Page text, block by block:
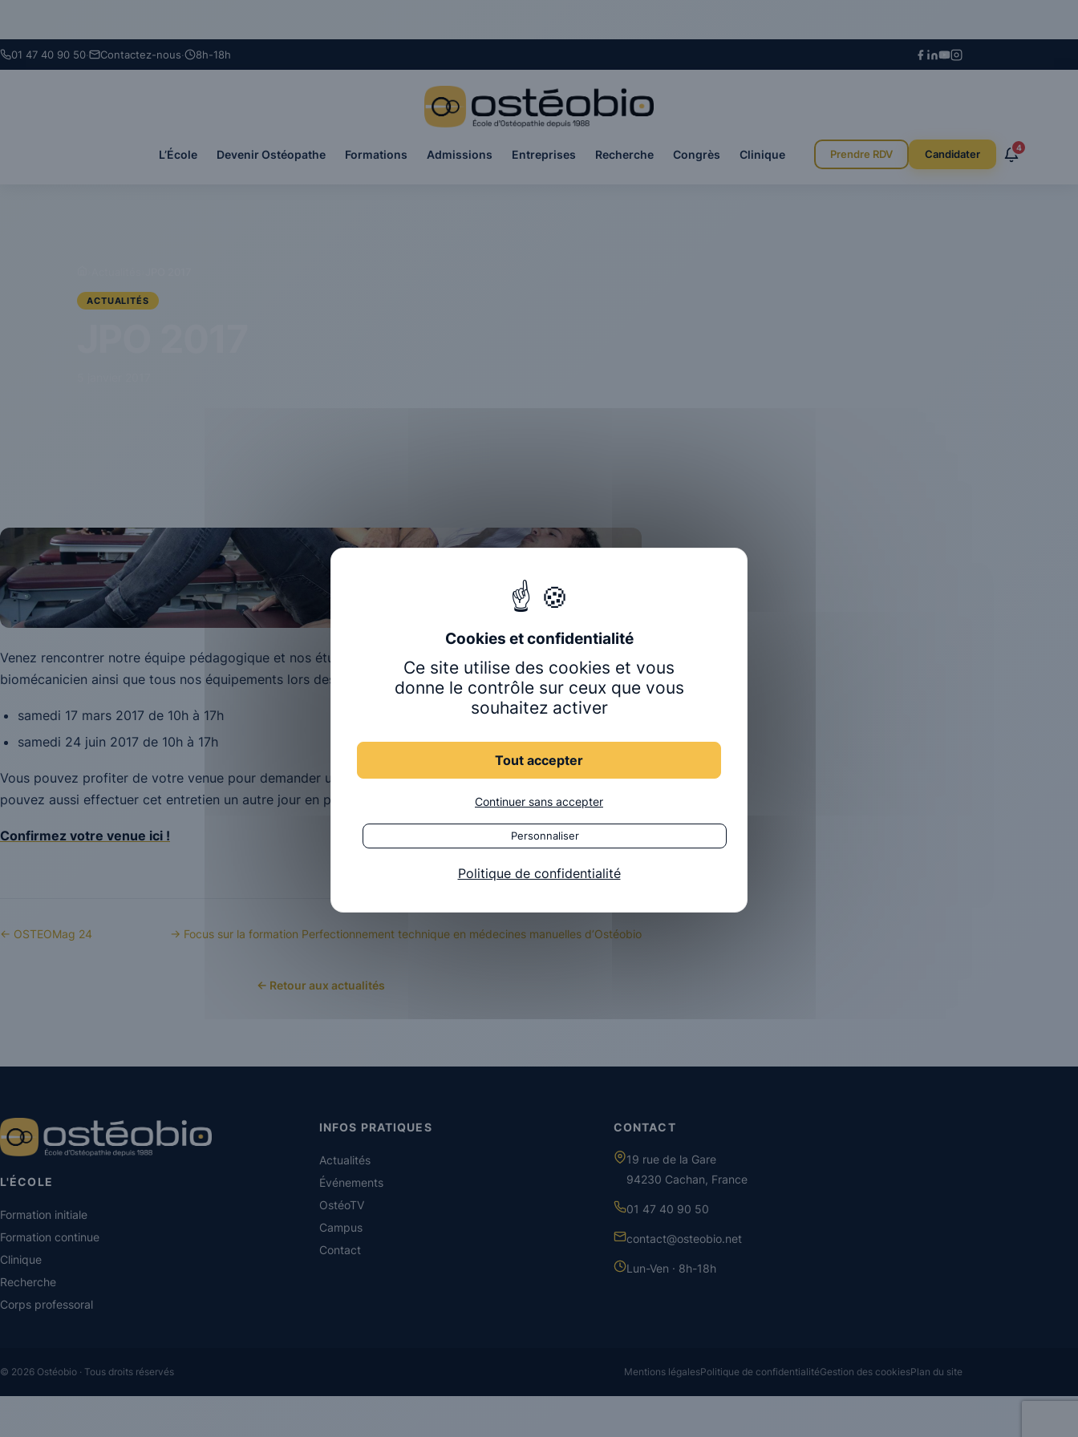
01 47 40 90 50· Contactez-nous· 8h-18h
L’École Devenir Ostéopathe Formations Admissions Entreprises Recherche Congrès Clinique Prendre RDV Candidater
4
ACTUALITÉS
Venez rencontrer notre équipe pédagogique et nos étudiants, et découvrez le métier d’ostéopathe
biomécanicien ainsi que tous nos équipements lors des prochaines JPO Ostéobio :
samedi 17 mars 2017 de 10h à 17h
samedi 24 juin 2017 de 10h à 17h
Vous pouvez profiter de votre venue pour demander un entretien avec l’équipe pédagogique. Vous
pouvez aussi effectuer cet entretien un autre jour en prenant rdv avec notre secrétariat.
Confirmez votre venue ici !
← OSTEOMag 24 → Focus sur la formation Perfectionnement technique en médecines manuelles d’Ostéobio
← Retour aux actualités
L'ÉCOLE
Formation initiale
Formation continue
Clinique
Recherche
Corps professoral
INFOS PRATIQUES
Actualités
Événements
OstéoTV
Campus
Contact
CONTACT
19 rue de la Gare
94230 Cachan, France
01 47 40 90 50
contact@osteobio.net
Lun-Ven · 8h-18h
© 2026 Ostéobio · Tous droits réservés Mentions légalesPolitique de confidentialitéGestion des cookiesPlan du site
Ce site utilise des cookies et vous
donne le contrôle sur ceux que vous
souhaitez activer
Tout accepter
Continuer sans accepter
Personnaliser
Politique de confidentialité